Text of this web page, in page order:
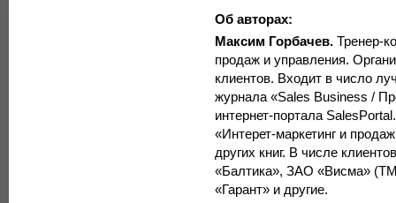
Об авторах:
Максим Горбачев. Тренер-
продаж и управления.
клиентов. Входит в число
журнала «Sales Business /
интернет-портала
«Интерет-маркетинг и
других книг. В числе
«Балтика», ЗАО «Висма»
«Гарант» и другие.